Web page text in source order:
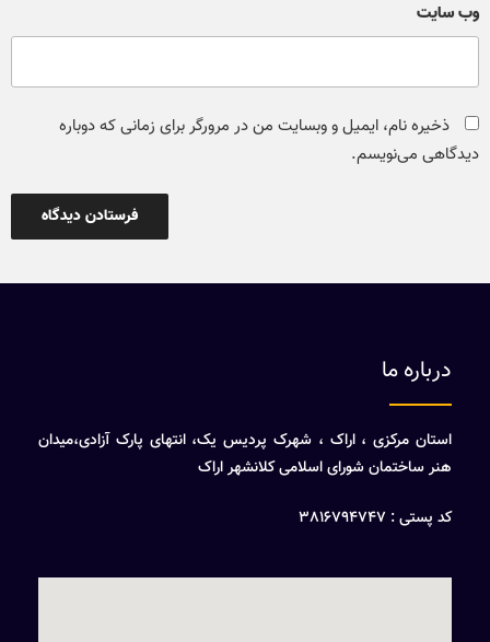
وب‌ سایت
ذخیره نام، ایمیل و وبسایت من در مرورگر برای زمانی که دوباره
دیدگاهی می‌نویسم.
درباره ما
استان مرکزی ، اراک ، شهرک پردیس یک، انتهای پارک آزادی،میدان
هنر ساختمان شورای اسلامی کلانشهر اراک
کد پستی : 3816794747